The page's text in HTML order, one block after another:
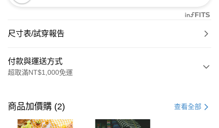
尺寸表/試穿報告
付款與運送方式
超取滿NT$1,000免運
信用卡一次付款
購物金
商品加價購 (2) 查看全部